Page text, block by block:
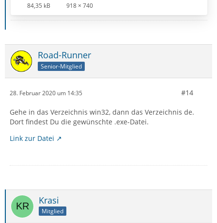
84,35 kB 918 × 740
Road-Runner
Senior-Mitglied
28. Februar 2020 um 14:35 #14
Gehe in das Verzeichnis win32, dann das Verzeichnis de.
Dort findest Du die gewünschte .exe-Datei.
Link zur Datei
Krasi
Mitglied